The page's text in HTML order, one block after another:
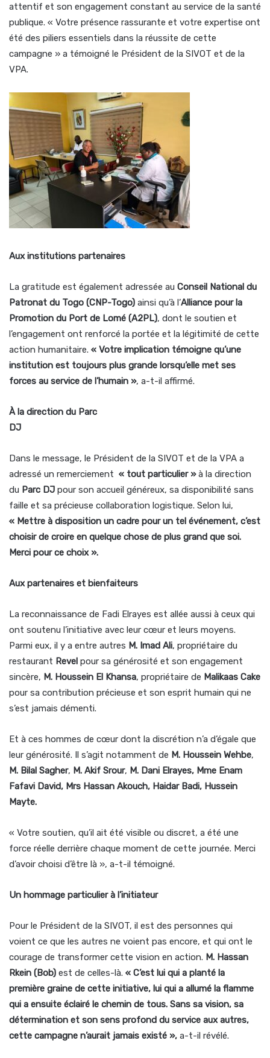
attentif et son engagement constant au service de la santé
publique. « Votre présence rassurante et votre expertise ont
été des piliers essentiels dans la réussite de cette
campagne » a témoigné le Président de la SIVOT et de la
VPA.
Aux institutions partenaires
La gratitude est également adressée au Conseil National du
Patronat du Togo (CNP-Togo) ainsi qu’à l’Alliance pour la
Promotion du Port de Lomé (A2PL), dont le soutien et
l’engagement ont renforcé la portée et la légitimité de cette
action humanitaire. « Votre implication témoigne qu’une
institution est toujours plus grande lorsqu’elle met ses
forces au service de l’humain », a-t-il affirmé.
À la direction du Parc
DJ
Dans le message, le Président de la SIVOT et de la VPA a
adressé un remerciement « tout particulier »à la direction
du Parc DJ pour son accueil généreux, sa disponibilité sans
faille et sa précieuse collaboration logistique. Selon lui,
« Mettre à disposition un cadre pour un tel événement, c’est
choisir de croire en quelque chose de plus grand que soi.
Merci pour ce choix ».
Aux partenaires et bienfaiteurs
La reconnaissance de Fadi Elrayes est allée aussi à ceux qui
ont soutenu l’initiative avec leur cœur et leurs moyens.
Parmi eux, il y a entre autres M. Imad Ali, propriétaire du
restaurant Revel pour sa générosité et son engagement
sincère, M. Houssein El Khansa, propriétaire de Malikaas Cake
pour sa contribution précieuse et son esprit humain qui ne
s’est jamais démenti.
Et à ces hommes de cœur dont la discrétion n’a d’égale que
leur générosité. Il s’agit notamment de M. Houssein Wehbe,
M. Bilal Sagher, M. Akif Srour, M. Dani Elrayes, Mme Enam
Fafavi David, Mrs Hassan Akouch, Haidar Badi, Hussein
Mayte.
« Votre soutien, qu’il ait été visible ou discret, a été une
force réelle derrière chaque moment de cette journée. Merci
d’avoir choisi d’être là », a-t-il témoigné.
Un hommage particulier à l’initiateur
Pour le Président de la SIVOT, il est des personnes qui
voient ce que les autres ne voient pas encore, et qui ont le
courage de transformer cette vision en action. M. Hassan
Rkein (Bob) est de celles-là. « C’est lui qui a planté la
première graine de cette initiative, lui qui a allumé la flamme
qui a ensuite éclairé le chemin de tous. Sans sa vision, sa
détermination et son sens profond du service aux autres,
cette campagne n’aurait jamais existé », a-t-il révélé.